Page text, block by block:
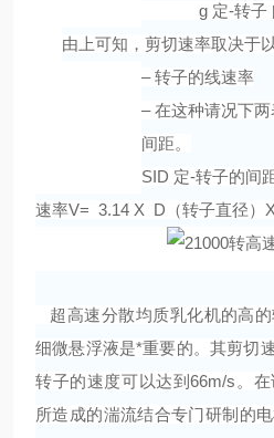
g 定-转子
由上可知，剪切速率取决于
– 转子的线速率
– 在这种请况下
间距。
SID 定-转子的间
速率V= 3.14 X D（转子直径
超高速分散均质乳化机的高
细微悬浮液是*重要的。其剪切
转子的速度可以达到66m/s。
所造成的湍流结合专门研制的